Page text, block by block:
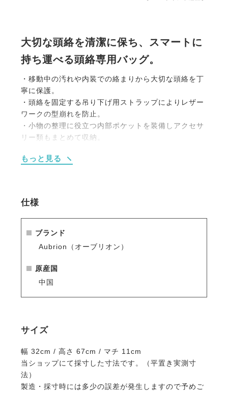
大切な頭絡を清潔に保ち、スマートに
持ち運べる頭絡専用バッグ。
・移動中の汚れや内装での絡まりから大切な頭絡を丁
寧に保護。
・頭絡を固定する吊り下げ用ストラップによりレザー
ワークの型崩れを防止。
・小物の整理に役立つ内部ポケットを装備しアクセサ
リー類もまとめて収納。
を外側に配置。
・耐久性に優れた織り生地の外装と、摩耗を防ぐ丈夫
な底鋲を採用。
※シーズン品のため入荷数が少なく再販はありません
人気商品はすぐに完売となりますので、新商品をいち
早くご案内している
もっと見る
仕様
ブランド
Aubrion（オーブリオン）
原産国
中国
サイズ
幅 32cm / 高さ 67cm / マチ 11cm
当ショップにて採寸した寸法です。（平置き実測寸
法）
製造・採寸時には多少の誤差が発生しますので予めご